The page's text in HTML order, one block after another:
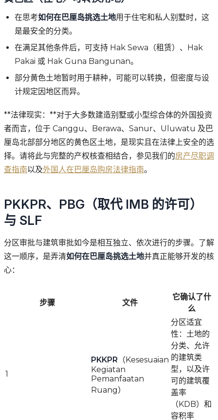
在思考如何在巴厘岛挑选土地用于住宅和私人别墅时，这
是最安全的分类。
在满足其他条件后，可支持 Hak Sewa（租赁）、Hak
Pakai 或 Hak Guna Bangunan。
部分黄色土地暂时用于耕种，可能可以转换，但密度与设
计规定因地区而异。
**法律现实：**对于大多数建造别墅或小型综合体的外国投资
者而言，位于 Canggu、Berawa、Sanur、Uluwatu 及巴
厘岛北部部分地区的黄色区土地，是现实且在法律上安全的选
择。请将此与完整的产权核查相结合，参见我们的房产尽职调
查指南以及外国人在巴厘岛购房法律指南。
PKKPR、PBG（取代 IMB 的许可）
与 SLF
分区审批与建筑审批如今是相互独立、依次进行的步骤。了解
这一顺序，是弄清如何在巴厘岛挑选土地并真正能够开发的核
心：
步骤 文件
它确认了什
么
1
PKKPR （Kesesuaian
Kegiatan
Pemanfaatan
Ruang）
分区适宜
性：土地的
分类、允许
的建筑类
型，以及许
可的建筑覆
盖率
（KDB）和
容积率